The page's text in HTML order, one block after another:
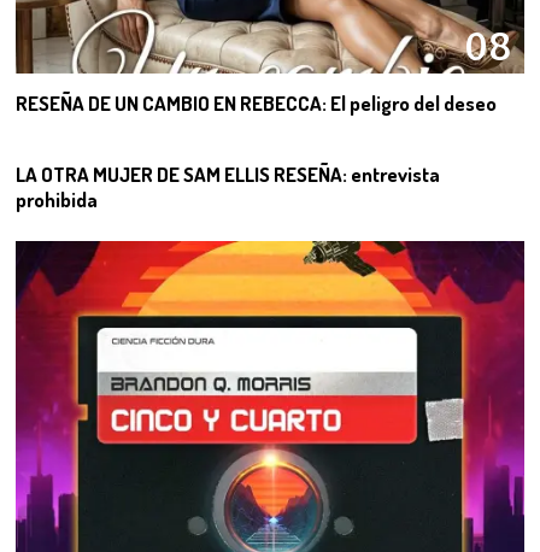
08
RESEÑA DE UN CAMBIO EN REBECCA: El peligro del deseo
09
LA OTRA MUJER DE SAM ELLIS RESEÑA: entrevista
prohibida